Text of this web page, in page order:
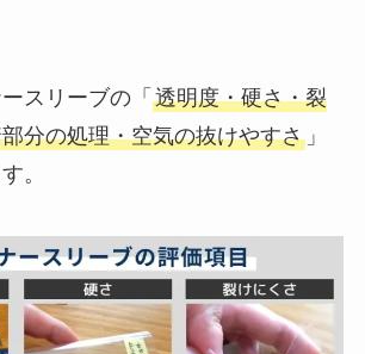
スリーブの「 透明度・硬さ・裂
分の処理・空気の抜けやすさ」
。